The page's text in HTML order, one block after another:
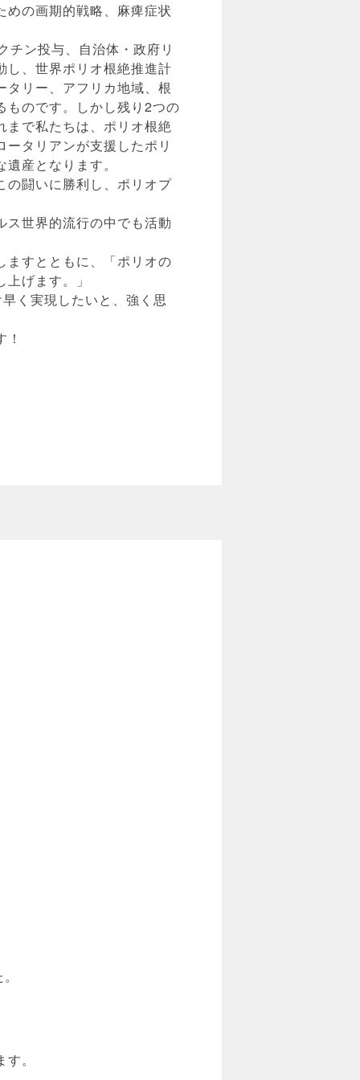
の画期的戦略、麻痺症状
ン投与、自治体・政府リ
、世界ポリオ根絶推進計
リー、アフリカ地域、根
のです。しかし残り2つの
で私たちは、ポリオ根絶
タリアンが支援したポリ
産となります。
の闘いに勝利し、ポリオプ
世界的流行の中でも活動
すとともに、「ポリオの
げます。」
く実現したいと、強く思
。